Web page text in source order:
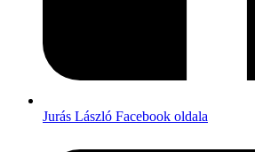
Jurás László Facebook oldala